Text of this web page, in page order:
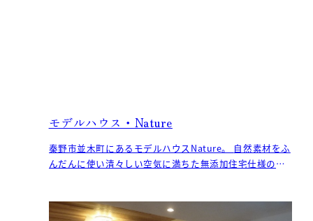
モデルハウス・Nature
秦野市並木町にあるモデルハウスNature。 自然素材をふ
んだんに使い清々しい空気に満ちた無添加住宅仕様の住